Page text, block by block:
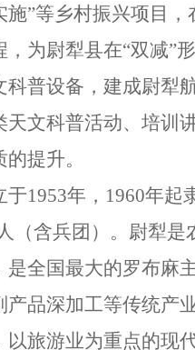
施”等乡村振兴项目
，为尉犁县在“双减”
普设备，建成尉犁
文科普活动、培训
提升。
1953年，1960年
（含兵团）。尉犁
全国最大的罗布麻
产品深加工等传统产
以旅游业为重点的现